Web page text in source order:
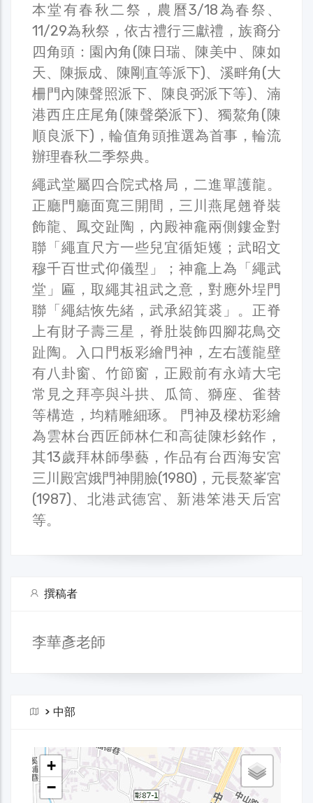
本堂有春秋二祭，農曆3/18為春祭、
11/29為秋祭，依古禮行三獻禮，族裔分
四角頭：園內角(陳日瑞、陳美中、陳如
天、陳振成、陳剛直等派下)、溪畔角(大
柵門內陳聲照派下、陳良弼派下等)、湳
港西庄庄尾角(陳聲榮派下)、獨鰲角(陳
順良派下)，輪值角頭推選為首事，輪流
辦理春秋二季祭典。
繩武堂屬四合院式格局，二進單護龍。
正廳門廳面寬三開間，三川燕尾翹脊裝
飾龍、鳳交趾陶，內殿神龕兩側鏤金對
聯「繩直尺方一些兒宜循矩矱；武昭文
穆千百世式仰儀型」；神龕上為「繩武
堂」匾，取繩其祖武之意，對應外埕門
聯「繩結恢先緒，武承紹箕裘」。正脊
上有財子壽三星，脊肚裝飾四腳花鳥交
趾陶。入口門板彩繪門神，左右護龍壁
有八卦窗、竹節窗，正殿前有永靖大宅
常見之拜亭與斗拱、瓜筒、獅座、雀替
等構造，均精雕細琢。 門神及樑枋彩繪
為雲林台西匠師林仁和高徒陳杉銘作，
其13歲拜林師學藝，作品有台西海安宮
三川殿宮娥門神開臉(1980)，元長鰲峯宮
(1987)、北港武德宮、新港笨港天后宮
等。
撰稿者
李華彥老師
> 中部